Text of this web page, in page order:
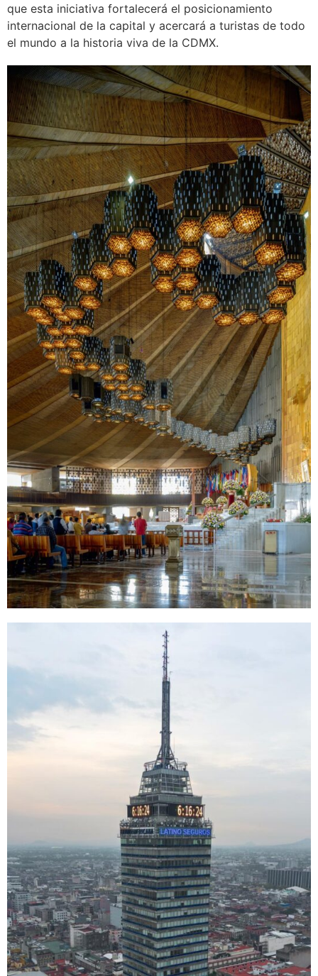
que esta iniciativa fortalecerá el posicionamiento
internacional de la capital y acercará a turistas de todo
el mundo a la historia viva de la CDMX.